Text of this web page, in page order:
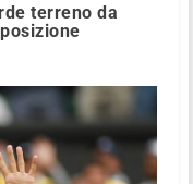
terreno da